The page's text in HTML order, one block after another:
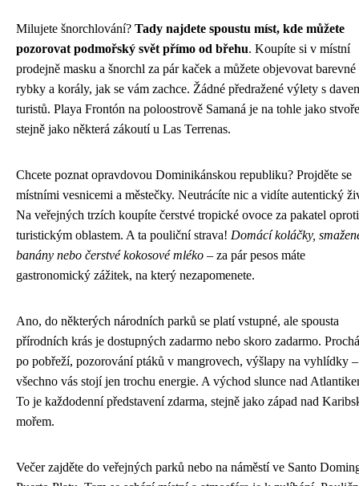
Milujete šnorchlování? Tady najdete spoustu míst, kde můžete
pozorovat podmořský svět přímo od břehu. Koupíte si v místní
prodejně masku a šnorchl za pár kaček a můžete objevovat barevné
rybky a korály, jak se vám zachce. Žádné předražené výlety s
turistů. Playa Frontón na poloostrově Samaná je na tohle jako
stejně jako některá zákoutí u Las Terrenas.
Chcete poznat opravdovou Dominikánskou republiku? Projděte se
místními vesnicemi a městečky. Neutrácíte nic a vidíte autentický
Na veřejných trzích koupíte čerstvé tropické ovoce za pakatel oproti
turistickým oblastem. A ta pouliční strava! Domácí koláčky,
banány nebo čerstvé kokosové mléko – za pár pesos máte
gastronomický zážitek, na který nezapomenete.
Ano, do některých národních parků se platí vstupné, ale spousta
přírodních krás je dostupných zadarmo nebo skoro zadarmo.
po pobřeží, pozorování ptáků v mangrovech, výšlapy na vyhlídky
všechno vás stojí jen trochu energie. A východ slunce nad
To je každodenní představení zdarma, stejně jako západ nad
mořem.
Večer zajděte do veřejných parků nebo na náměstí ve Santo